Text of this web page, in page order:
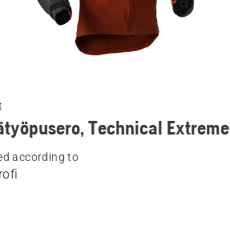
Technical Extreme
according to